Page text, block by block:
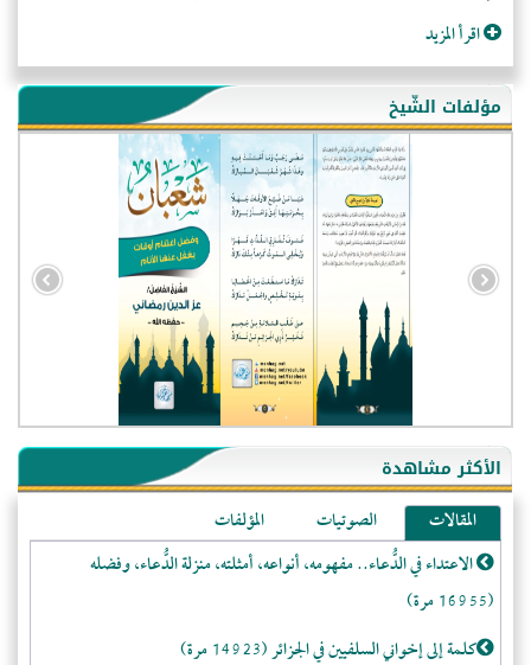
اقرأ المزيد
مؤلفات الشّيخ
الأكثر مشاهدة
المقالات الصوتيات
المؤلفات
الاعتداء في الدُّعاء.. مفهومه، أنواعه، أمثلته، منزلة الدُّعاء، وفضله
(16955 مرة)
كلمة إلى إخواني السلفيين في الجزائر (14923 مرة)
- الولايات المتحدة (71801)
- فيتنام (21372)
-غير معروف (20588)
- الصين (10573)
- كندا (10199)
- فرنسا (9045)
- المملكة المتحدة (5447)